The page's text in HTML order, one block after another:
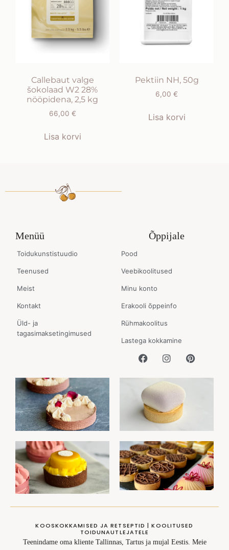
Callebaut valge
šokolaad W2 28%
nööpidena, 2,5 kg
66,00 €
Lisa korvi
Pektiin NH, 50g
6,00 €
Lisa korvi
Menüü
Toidukunstistuudio
Teenused
Meist
Kontakt
Üld- ja
tagasimaksetingimused
Õppijale
Pood
Veebikoolitused
Minu konto
Erakooli õppeinfo
Rühmakoolitus
Lastega kokkamine
KOOSKOKKAMISED JA RETSEPTID | KOOLITUSED
TOIDUNAUTLEJATELE
Teenindame oma kliente Tallinnas, Tartus ja mujal Eestis. Meie